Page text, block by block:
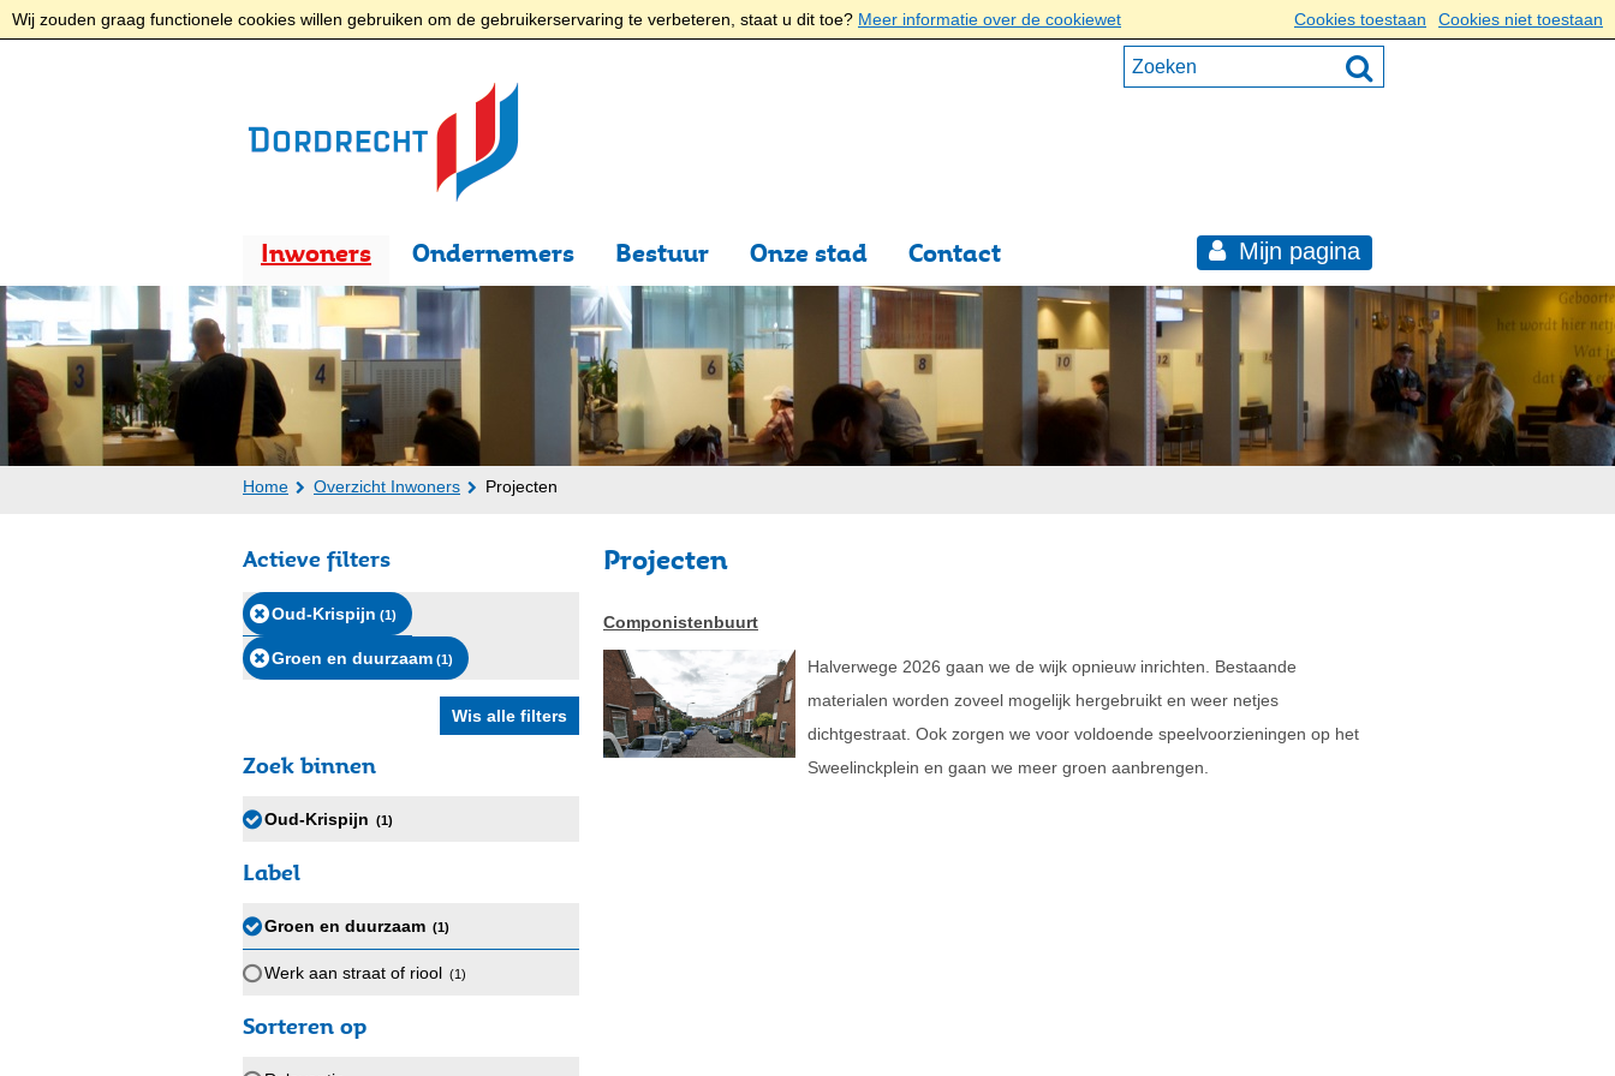
Wij zouden graag functionele cookies willen gebruiken om de gebruikerservaring te verbeteren, staat u dit toe? Meer informatie over de cookiewet Cookies toestaan Cookies niet toestaan
Inwoners Ondernemers Bestuur Onze stad Contact Mijn pagina
Home Overzicht Inwoners Projecten
Projecten
Componistenbuurt
Halverwege 2026 gaan we de wijk opnieuw inrichten. Bestaande
materialen worden zoveel mogelijk hergebruikt en weer netjes
dichtgestraat. Ook zorgen we voor voldoende speelvoorzieningen op het
Sweelinckplein en gaan we meer groen aanbrengen.
Actieve filters
Oud-Krispijn (1)
Groen en duurzaam (1)
Zoek binnen
Oud-Krispijn (1)
Label
Groen en duurzaam (1)
Werk aan straat of riool (1)
Sorteren op